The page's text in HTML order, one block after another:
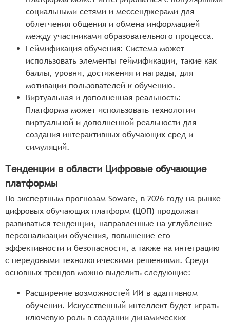
социальными сетями и мессенджерами для
облегчения общения и обмена информацией
между участниками образовательного процесса.
Геймификация обучения: Система может
использовать элементы геймификации, такие как
баллы, уровни, достижения и награды, для
мотивации пользователей к обучению.
Виртуальная и дополненная реальность:
Платформа может использовать технологии
виртуальной и дополненной реальности для
создания интерактивных обучающих сред и
симуляций.
Тенденции в области Цифровые обучающие
платформы
По экспертным прогнозам Soware, в 2026 году на рынке
цифровых обучающих платформ (ЦОП) продолжат
развиваться тенденции, направленные на углубление
персонализации обучения, повышение его
эффективности и безопасности, а также на интеграцию
с передовыми технологическими решениями. Среди
основных трендов можно выделить следующие:
Расширение возможностей ИИ в адаптивном
обучении. Искусственный интеллект будет играть
ключевую роль в создании динамических